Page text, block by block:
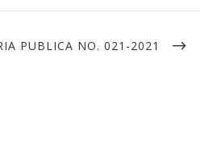
PUBLICA NO. 021-2021